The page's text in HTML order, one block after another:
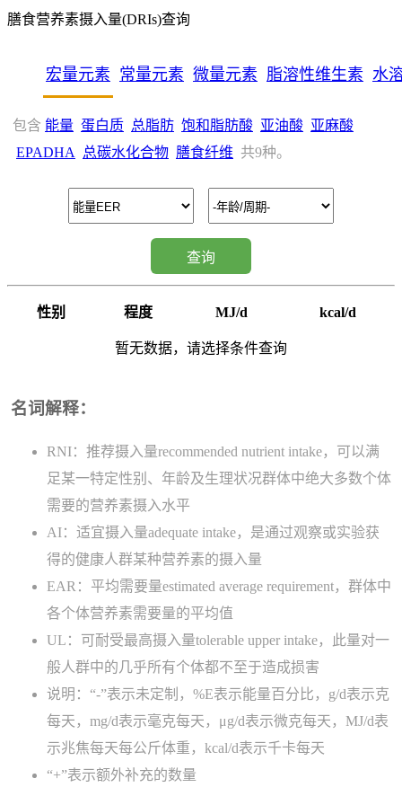
膳食营养素摄入量(DRIs)查询
宏量元素 常量元素 微量元素 脂溶性维生素 水
包含 能量 蛋白质 总脂肪 饱和脂肪酸 亚油酸 亚麻酸
EPADHA
总碳水化合物 膳食纤维 共9种。
查询
性别 程度 MJ/d kcal/d
暂无数据，请选择条件查询
名词解释：
RNI：推荐摄入量recommended nutrient intake，可以满
足某一特定性别、年龄及生理状况群体中绝大多数个体
需要的营养素摄入水平
AI：适宜摄入量adequate intake，是通过观察或实验获
得的健康人群某种营养素的摄入量
EAR：平均需要量estimated average requirement，群体中
各个体营养素需要量的平均值
UL：可耐受最高摄入量tolerable upper intake，此量对一
般人群中的几乎所有个体都不至于造成损害
说明：“-”表示未定制，%E表示能量百分比，g/d表示克
每天，mg/d表示毫克每天，μg/d表示微克每天，MJ/d表
示兆焦每天每公斤体重，kcal/d表示千卡每天
“+”表示额外补充的数量